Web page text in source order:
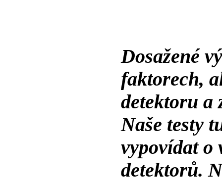
Dosažené
faktorech,
detektoru a
Naše testy
vypovídat o
detektorů.